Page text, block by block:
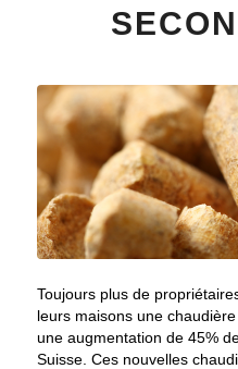
Toujours plus de
leurs maisons une chaudière
une augmentation de 45%
Suisse. Ces nouvelles